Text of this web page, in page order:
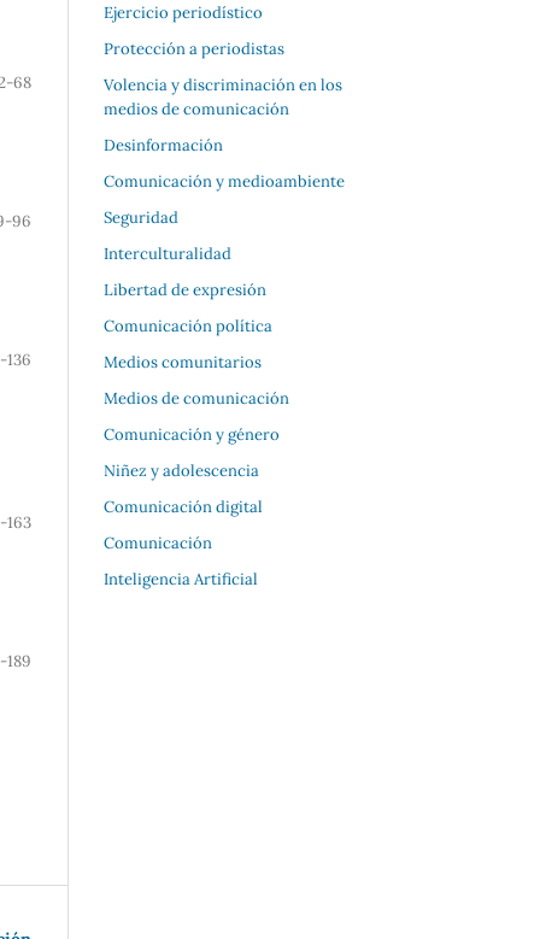
68
96
136
163
189
Ejercicio periodístico
Protección a periodistas
Volencia y discriminación en los
medios de comunicación
Desinformación
Comunicación y medioambiente
Seguridad
Interculturalidad
Libertad de expresión
Comunicación política
Medios comunitarios
Medios de comunicación
Comunicación y género
Niñez y adolescencia
Comunicación digital
Comunicación
Inteligencia Artificial